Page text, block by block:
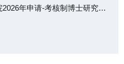
河北工业大学电气工程学院2026年申请-考核制博士研究生复试通知